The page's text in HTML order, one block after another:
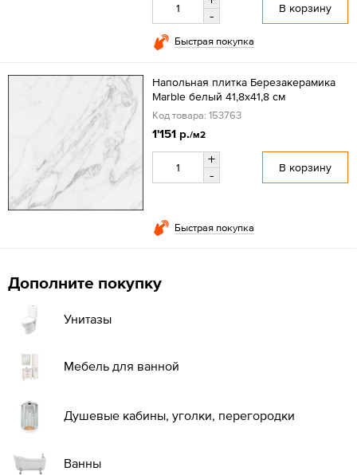
-
В корзину
Быстрая покупка
Напольная плитка Березакерамика
Marble белый 41,8х41,8 см
Код товара: 153763
1'151 р./м2
+
-
В корзину
Быстрая покупка
Дополните покупку
Унитазы
Мебель для ванной
Душевые кабины, уголки, перегородки
Ванны